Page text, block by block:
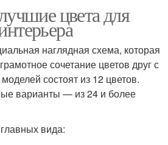
цвета для
наглядная схема, которая
сочетание цветов друг с
состоят из 12 цветов.
варианты — из 24 и более
вида: